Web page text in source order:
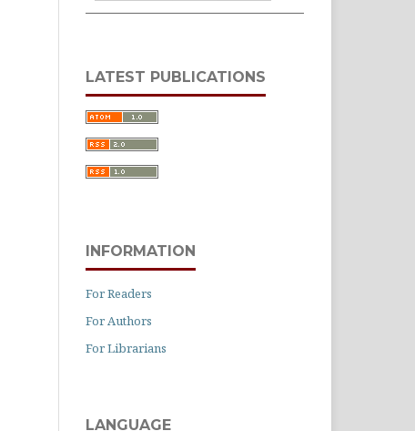
LATEST PUBLICATIONS
INFORMATION
For Readers
For Authors
For Librarians
LANGUAGE